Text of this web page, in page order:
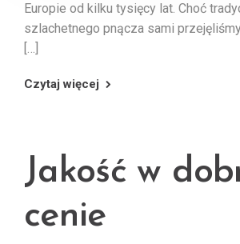
Europie od kilku tysięcy lat. Choć
szlachetnego pnącza sami
[…]
Czytaj więcej
Jakość w
cenie